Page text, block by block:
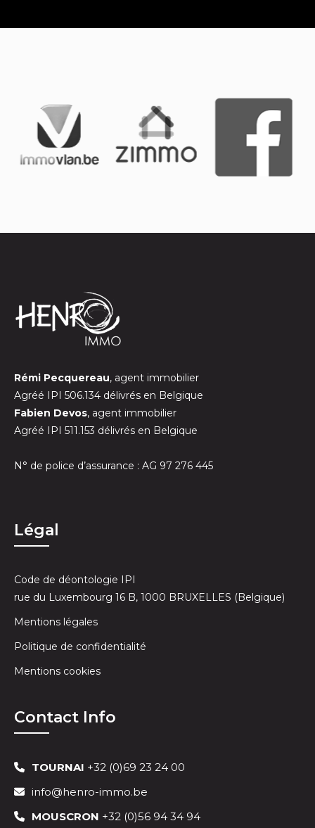
Rémi Pecquereau, agent immobilier
Agréé IPI 506.134 délivrés en Belgique
Fabien Devos, agent immobilier
Agréé IPI 511.153 délivrés en Belgique
N° de police d’assurance : AG 97 276 445
Légal
Code de déontologie IPI
rue du Luxembourg 16 B, 1000 BRUXELLES (Belgique)
Mentions légales
Politique de confidentialité
Mentions cookies
Contact Info
TOURNAI +32 (0)69 23 24 00
info@henro-immo.be
MOUSCRON +32 (0)56 94 34 94